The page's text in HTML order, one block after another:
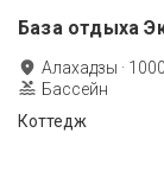
База отдыха
Алахадзы · 1000
Бассейн
Коттедж